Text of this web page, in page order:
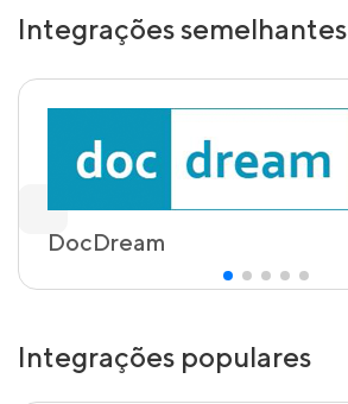
Integrações semelhantes
DocDream
Integrações populares